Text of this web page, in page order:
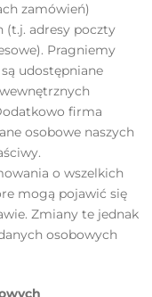
zamówień)
adresy poczty
Pragniemy
udostępniane
firma
osobowe naszych
o wszelkich
mogą pojawić się
Zmiany te jednak
osobowych